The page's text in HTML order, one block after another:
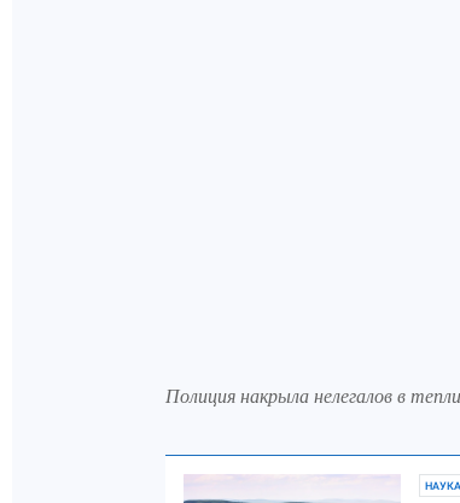
Полиция накрыла нелегалов в
НАУКА